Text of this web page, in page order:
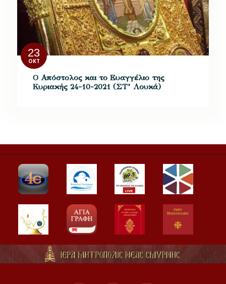
23
ΟΚΤ
Ο Απόστολος και το Ευαγγέλιο της
Κυριακής 24-10-2021 (ΣΤ’ Λουκά)